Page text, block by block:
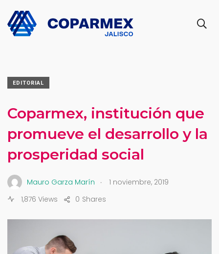
EDITORIAL
Coparmex, institución que
promueve el desarrollo y la
prosperidad social
Mauro Garza Marín .
1 noviembre, 2019
1,876 Views
Shares
0